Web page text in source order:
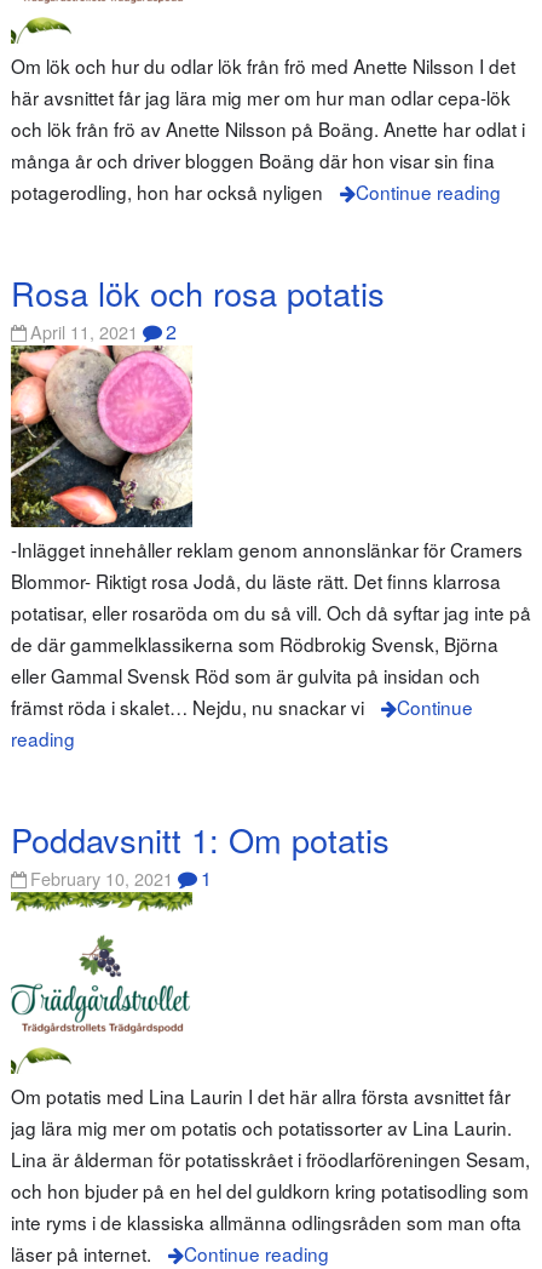
Om lök och hur du odlar lök från frö med Anette Nilsson I det
här avsnittet får jag lära mig mer om hur man odlar cepa-lök
och lök från frö av Anette Nilsson på Boäng. Anette har odlat i
många år och driver bloggen Boäng där hon visar sin fina
potagerodling, hon har också nyligen
Continue reading
Rosa lök och rosa potatis
April 11, 2021 2
-Inlägget innehåller reklam genom annonslänkar för Cramers
Blommor- Riktigt rosa Jodå, du läste rätt. Det finns klarrosa
potatisar, eller rosaröda om du så vill. Och då syftar jag inte på
de där gammelklassikerna som Rödbrokig Svensk, Björna
eller Gammal Svensk Röd som är gulvita på insidan och
främst röda i skalet… Nejdu, nu snackar vi
Continue
reading
Poddavsnitt 1: Om potatis
February 10, 2021 1
Om potatis med Lina Laurin I det här allra första avsnittet får
jag lära mig mer om potatis och potatissorter av Lina Laurin.
Lina är ålderman för potatisskrået i fröodlarföreningen Sesam,
och hon bjuder på en hel del guldkorn kring potatisodling som
inte ryms i de klassiska allmänna odlingsråden som man ofta
läser på internet.
Continue reading